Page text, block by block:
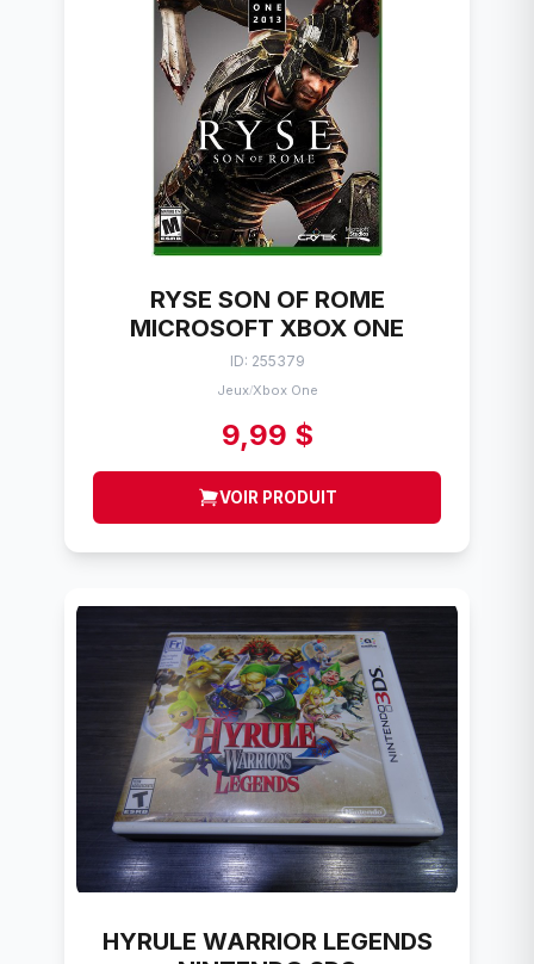
RYSE SON OF ROME
MICROSOFT XBOX ONE
ID: 255379
Jeux/Xbox One
9,99 $
VOIR PRODUIT
HYRULE WARRIOR LEGENDS